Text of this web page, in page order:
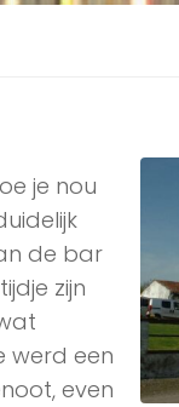
je nou
de bar
zijn
werd een
even